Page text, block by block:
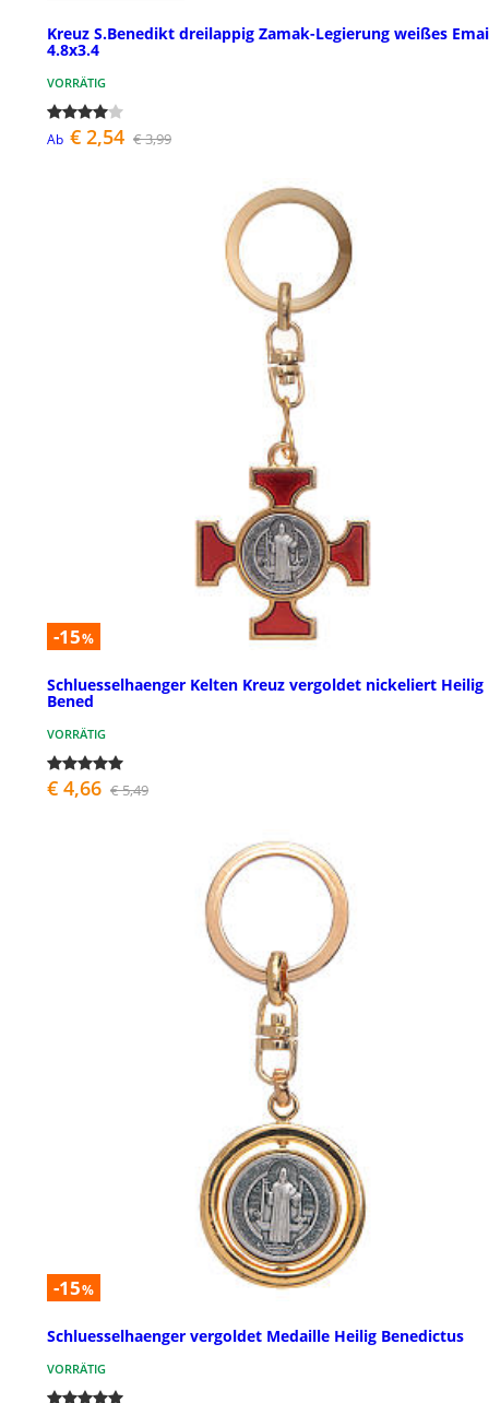
Kreuz S.Benedikt dreilappig Zamak-Legierung weißes
4.8x3.4
VORRÄTIG
Ab € 2,54 € 3,99
-15%
Schluesselhaenger Kelten Kreuz vergoldet nickeliert Heilig
Bened
VORRÄTIG
€ 4,66 € 5,49
-15%
Schluesselhaenger vergoldet Medaille Heilig Benedictus
VORRÄTIG